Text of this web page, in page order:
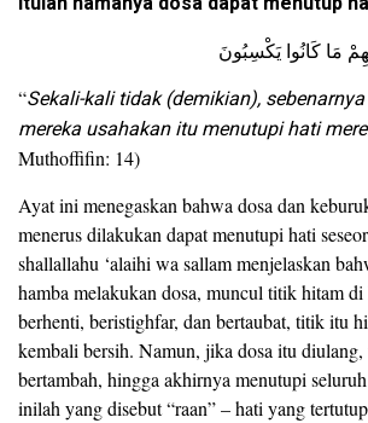
مَا كَانُوا يَكْسِبُونَ
“Sekali-kali tidak (demikian),
mereka usahakan itu menutupi hati
Muthoffifin: 14)
Ayat ini menegaskan bahwa dosa dan
menerus dilakukan dapat menutupi hati
shallallahu ‘alaihi wa sallam menjelaskan
hamba melakukan dosa, muncul titik hitam
berhenti, beristighfar, dan bertaubat, titik itu
kembali bersih. Namun, jika dosa itu
bertambah, hingga akhirnya menutupi
inilah yang disebut “raan” – hati yang